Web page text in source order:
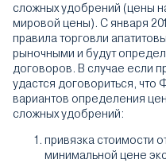
сложных удобрений (цены
мировой цены). С января
правила торговли
рыночными и будут
договоров. В случае если
удастся договориться, что
вариантов определения
сложных удобрений:
привязка стоимости
минимальной цене